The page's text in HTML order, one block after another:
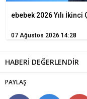
ebebek 2026 Yılı İkinci
07 Ağustos 2026 14:28
HABERİ DEĞERLENDİR
PAYLAŞ